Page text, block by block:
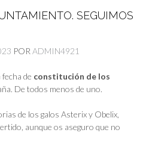
SEGUIMOS
PORADMIN4921
de constitución de los
De todos menos de uno.
de los galos Asterix y Obelix,
aunque os aseguro que no